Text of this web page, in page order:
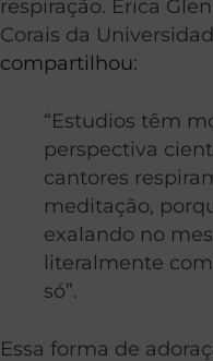
respiração. Erica
Corais da
compartilhou:
“Estudios têm
perspectiva
cantores
meditação,
exalando no
literalmente
só”.
Essa forma de